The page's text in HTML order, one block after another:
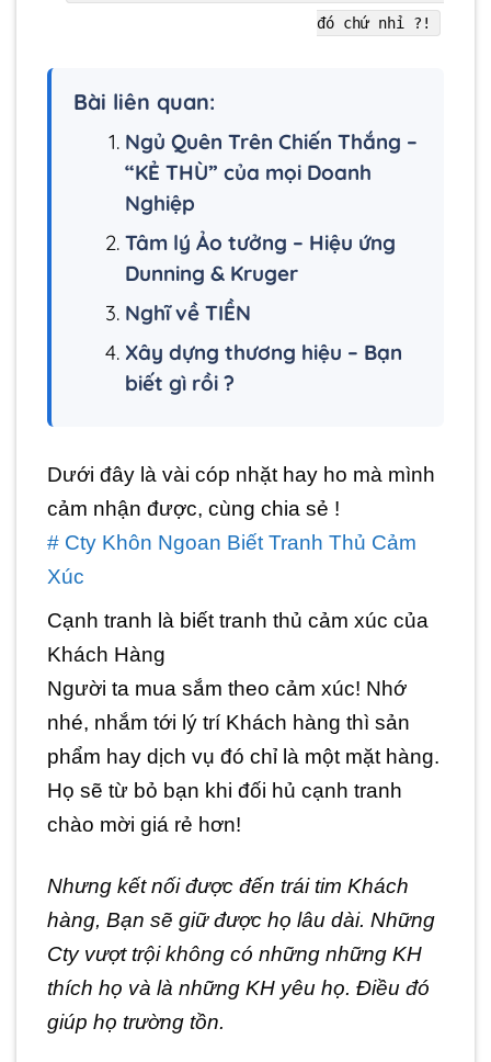
đó chứ nhỉ ?!
Bài liên quan:
Ngủ Quên Trên Chiến Thắng –
“KẺ THÙ” của mọi Doanh
Nghiệp
Tâm lý Ảo tưởng – Hiệu ứng
Dunning & Kruger
Nghĩ về TIỀN
Xây dựng thương hiệu – Bạn
biết gì rồi ?
Dưới đây là vài cóp nhặt hay ho mà mình
cảm nhận được, cùng chia sẻ !
# Cty Khôn Ngoan Biết Tranh Thủ Cảm
Xúc
Cạnh tranh là biết tranh thủ cảm xúc của
Khách Hàng
Người ta mua sắm theo cảm xúc! Nhớ
nhé, nhắm tới lý trí Khách hàng thì sản
phẩm hay dịch vụ đó chỉ là một mặt hàng.
Họ sẽ từ bỏ bạn khi đối hủ cạnh tranh
chào mời giá rẻ hơn!
Nhưng kết nối được đến trái tim Khách
hàng, Bạn sẽ giữ được họ lâu dài. Những
Cty vượt trội không có những những KH
thích họ và là những KH yêu họ. Điều đó
giúp họ trường tồn.